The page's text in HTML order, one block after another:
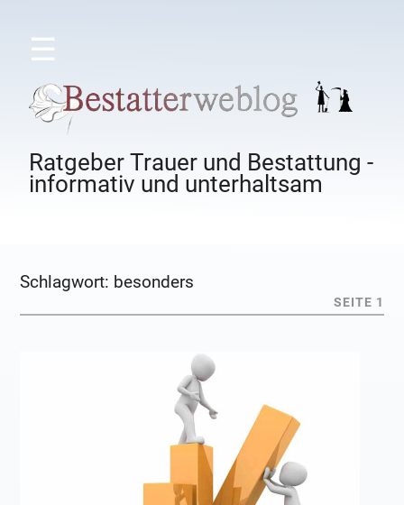
☰
Ratgeber Trauer und Bestattung -
informativ und unterhaltsam
Schlagwort: besonders
SEITE 1